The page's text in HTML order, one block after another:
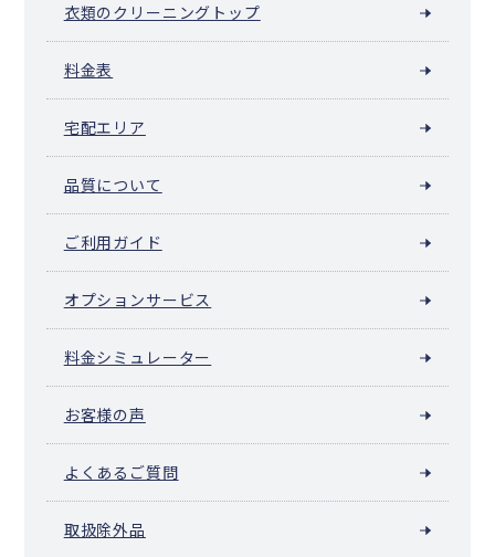
衣類のクリーニングトップ
料金表
宅配エリア
品質について
ご利用ガイド
オプションサービス
料金シミュレーター
お客様の声
よくあるご質問
取扱除外品